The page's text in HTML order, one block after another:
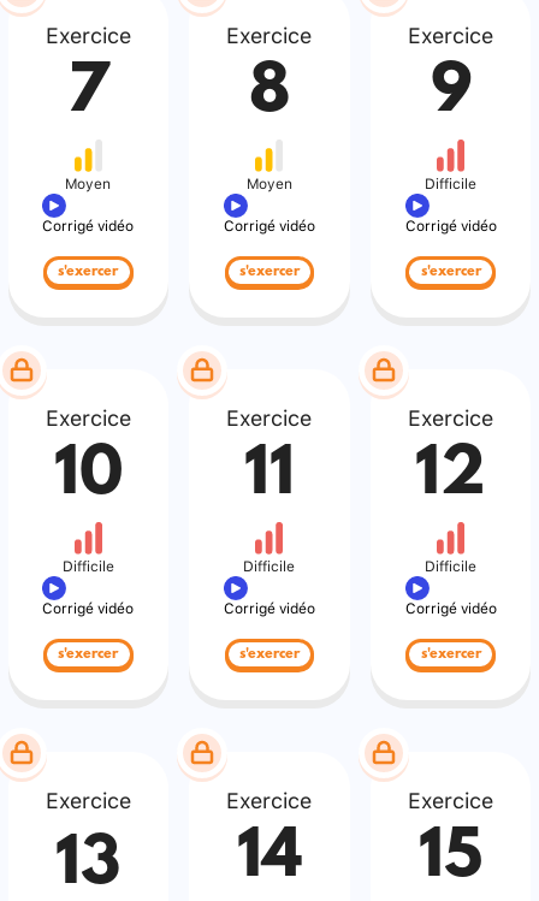
Exercice
7
Moyen
Corrigé vidéo
s'exercer
Exercice
8
Moyen
Corrigé vidéo
s'exercer
Exercice
9
Difficile
Corrigé vidéo
s'exercer
Exercice
10
Difficile
Corrigé vidéo
s'exercer
Exercice
11
Difficile
Corrigé vidéo
s'exercer
Exercice
12
Difficile
Corrigé vidéo
s'exercer
Exercice
13
Exercice
14
Exercice
15